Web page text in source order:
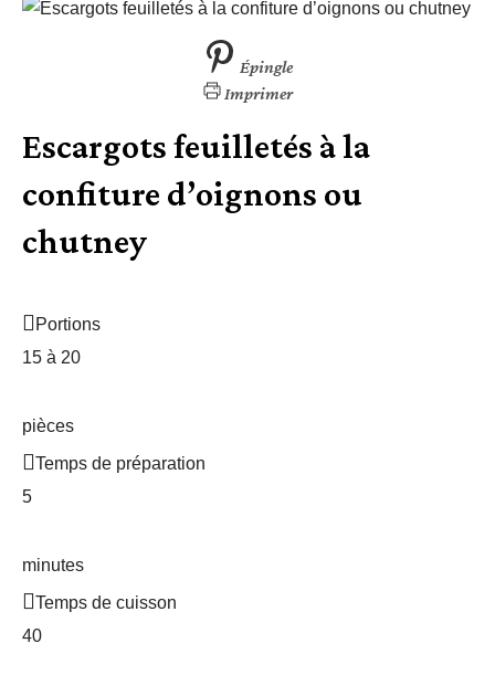
Épingle
Imprimer
Escargots feuilletés à la
confiture d’oignons ou
chutney
Portions
15 à 20
pièces
Temps de préparation
5
minutes
Temps de cuisson
40